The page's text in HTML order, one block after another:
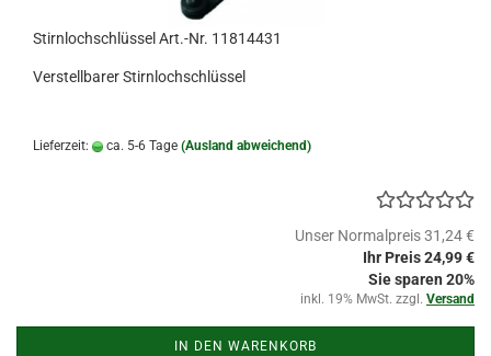
Stirnlochschlüssel Art.-Nr. 11814431
Verstellbarer Stirnlochschlüssel
Lieferzeit: ca. 5-6 Tage (Ausland abweichend)
Unser Normalpreis 31,24 €
Ihr Preis 24,99 €
Sie sparen 20%
inkl. 19% MwSt. zzgl. Versand
IN DEN WARENKORB